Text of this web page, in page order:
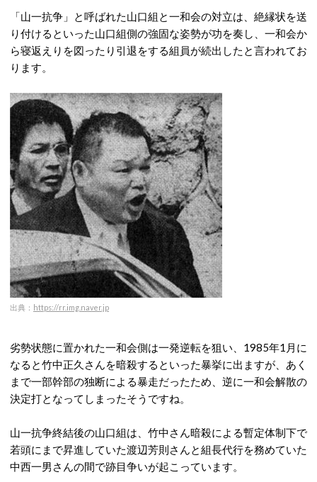
「山一抗争」と呼ばれた山口組と一和会の対立は、絶縁状を送
り付けるといった山口組側の強固な姿勢が功を奏し、一和会か
ら寝返えりを図ったり引退をする組員が続出したと言われてお
ります。
出典： https://rr.img.naver.jp
劣勢状態に置かれた一和会側は一発逆転を狙い、1985年1月に
なると竹中正久さんを暗殺するといった暴挙に出ますが、あく
まで一部幹部の独断による暴走だったため、逆に一和会解散の
決定打となってしまったそうですね。
山一抗争終結後の山口組は、竹中さん暗殺による暫定体制下で
若頭にまで昇進していた渡辺芳則さんと組長代行を務めていた
中西一男さんの間で跡目争いが起こっています。